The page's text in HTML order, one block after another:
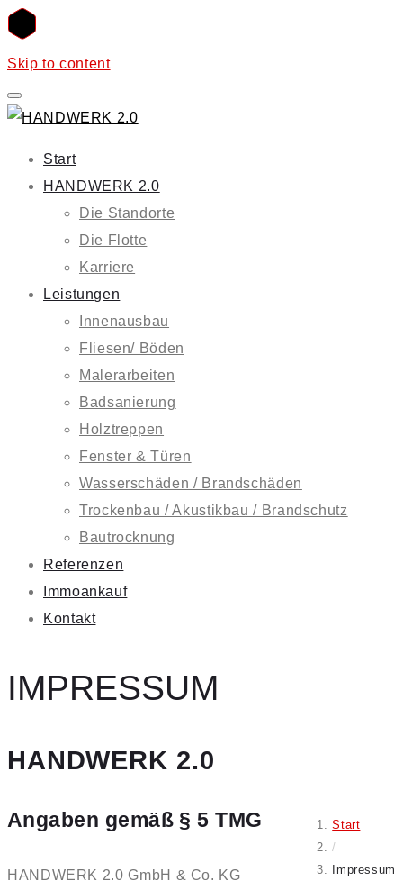
Skip to content
Start
HANDWERK 2.0
Die Standorte
Die Flotte
Karriere
Leistungen
Innenausbau
Fliesen/ Böden
Malerarbeiten
Badsanierung
Holztreppen
Fenster & Türen
Wasserschäden / Brandschäden
Trockenbau / Akustikbau / Brandschutz
Bautrocknung
Referenzen
Immoankauf
Kontakt
IMPRESSUM
HANDWERK 2.0
Start
/
Impressum
Angaben gemäß § 5 TMG
HANDWERK 2.0 GmbH & Co. KG